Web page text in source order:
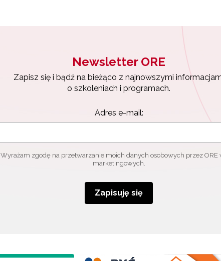
Newsletter ORE
Zapisz się i bądź na bieżąco z najnowszymi
o szkoleniach i programach.
Adres e-mail:
Wyrażam zgodę na przetwarzanie moich danych osobowych przez ORE
marketingowych.
Zapisuję się